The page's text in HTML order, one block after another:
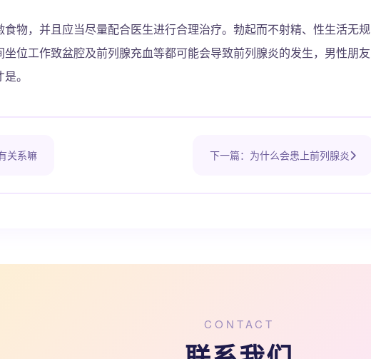
物，并且应当尽量配合医生进行合理治疗。勃起而不射精、性生活无规
位工作致盆腔及前列腺充血等都可能会导致前列腺炎的发生，男性朋友
。
关系嘛 下一篇：为什么会患上前列腺炎
CONTACT